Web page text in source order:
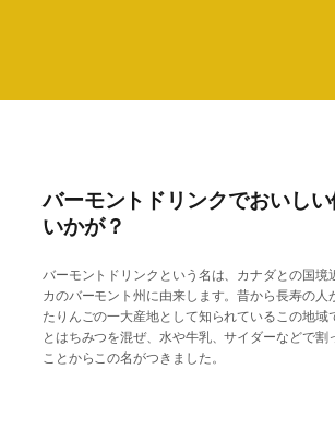
バーモントドリンクでおいし
いかが？
バーモントドリンクという名は、カナダとの国境
カのバーモント州に由来します。昔から長寿の人
たりんごの一大産地として知られているこの地域
とはちみつを混ぜ、水や牛乳、サイダーなどで割
ことからこの名がつきました。